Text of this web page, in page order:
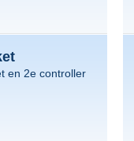
en 2e controller